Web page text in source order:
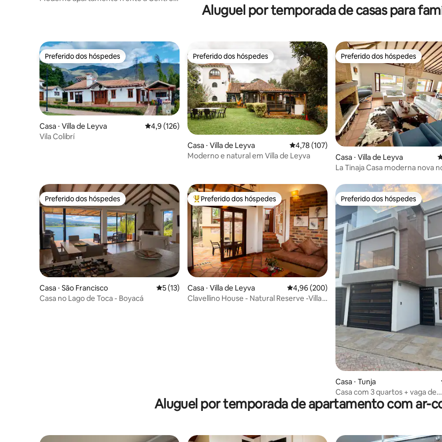
Aluguel por temporada de casas para
Preferido dos hóspedes
Preferido dos hóspedes
Casa ⋅ Villa de Leyva 4,9 de uma avaliação média de 5, 126 avaliações
4,9 (126)
Vila Colibrí
Preferido dos hóspedes
Preferido dos hóspedes
Casa ⋅ Villa de Leyva 4,78 de uma avaliação média de 5, 107
4,78 (107)
Moderno e natural em Villa de Leyva
Preferido dos hóspedes
Preferido dos hóspedes
Casa ⋅ Villa de Leyva
La Tinaja Casa moderna nova
Preferido dos hóspedes
Preferido dos hóspedes
Casa ⋅ São Francisco 5 de uma avaliação média de 5, 13 avaliações
5 (13)
Casa no Lago de Toca - Boyacá
Entre os melhores preferidos dos hóspedes
Preferido dos hóspedes
Casa ⋅ Villa de Leyva 4,96 de uma avaliação média de 5, 200
4,96 (200)
Clavellino House - Natural Reserve -Villa
Preferido dos hóspedes
Preferido dos hóspedes
Casa ⋅ Tunja
Casa com 3 quartos + vaga de
estacionamento | perto de
Aluguel por temporada de apartamento com ar-